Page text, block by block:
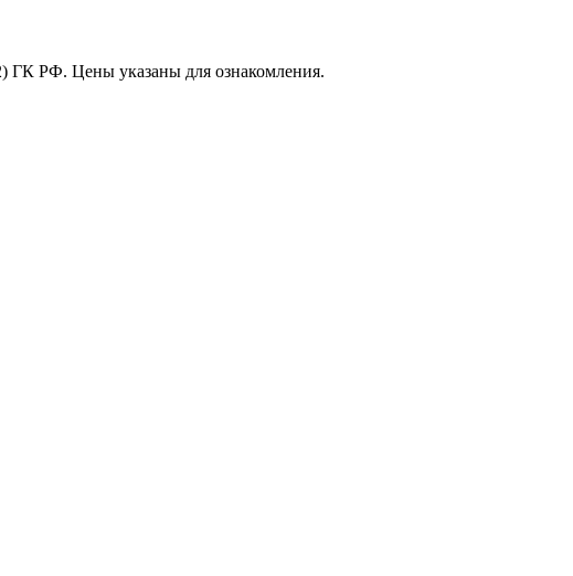
ГК РФ. Цены указаны для ознакомления.